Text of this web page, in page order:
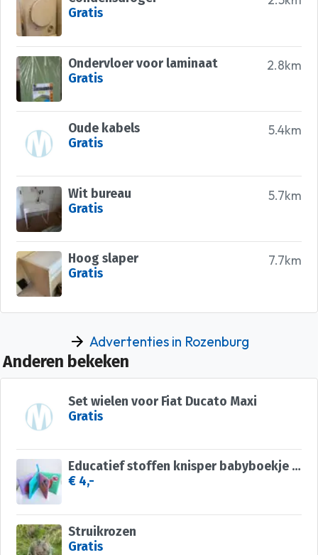
Gratis
2.8km
Ondervloer voor laminaat
Gratis
5.4km
Oude kabels
Gratis
5.7km
Wit bureau
Gratis
7.7km
Hoog slaper
Gratis
Advertenties in Rozenburg
Anderen bekeken
Set wielen voor Fiat Ducato Maxi
Gratis
Educatief stoffen knisper babyboekje vegetable
€ 4,-
Struikrozen
Gratis